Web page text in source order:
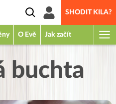
SHODIT KILA?
O Evě Jak začít
buchta